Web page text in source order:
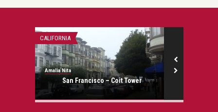
CALIFORNIA
Amalia Nita
San Francisco – Coit Tower